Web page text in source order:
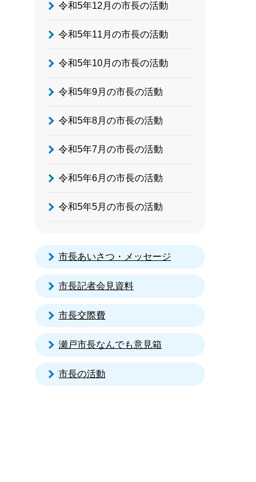
令和5年12月の市長の活動
令和5年11月の市長の活動
令和5年10月の市長の活動
令和5年9月の市長の活動
令和5年8月の市長の活動
令和5年7月の市長の活動
令和5年6月の市長の活動
令和5年5月の市長の活動
市長あいさつ・メッセージ
市長記者会見資料
市長交際費
瀬戸市長なんでも意見箱
市長の活動